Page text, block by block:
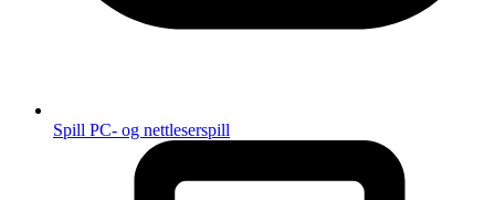
Spill PC- og nettleserspill